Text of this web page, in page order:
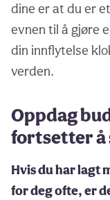
dine er at du er
evnen til å gjøre
din innflytelse
verden.
Oppdag
fortsetter å
Hvis du har lagt
for deg ofte, er